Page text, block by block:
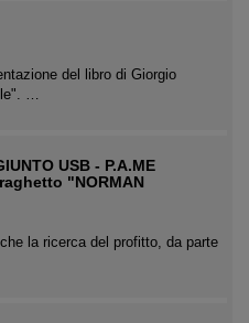
del libro di Giorgio
…
USB - P.A.ME
"NORMAN
la ricerca del profitto, da parte